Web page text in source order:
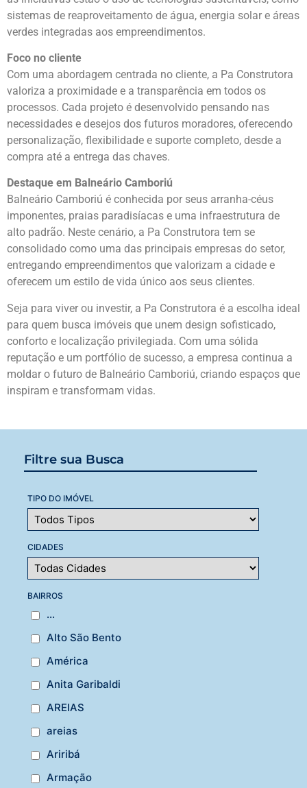
Filtre sua Busca
TIPO DO IMÓVEL
CIDADES
BAIRROS
...
Alto São Bento
América
Anita Garibaldi
AREIAS
areias
Ariribá
Armação
sistemas de reaproveitamento de água, energia solar e áreas
verdes integradas aos empreendimentos.
Foco no cliente
Com uma abordagem centrada no cliente, a Pa Construtora
valoriza a proximidade e a transparência em todos os
processos. Cada projeto é desenvolvido pensando nas
necessidades e desejos dos futuros moradores, oferecendo
personalização, flexibilidade e suporte completo, desde a
compra até a entrega das chaves.
Destaque em Balneário Camboriú
Balneário Camboriú é conhecida por seus arranha-céus
imponentes, praias paradisíacas e uma infraestrutura de
alto padrão. Neste cenário, a Pa Construtora tem se
consolidado como uma das principais empresas do setor,
entregando empreendimentos que valorizam a cidade e
oferecem um estilo de vida único aos seus clientes.
Seja para viver ou investir, a Pa Construtora é a escolha ideal
para quem busca imóveis que unem design sofisticado,
conforto e localização privilegiada. Com uma sólida
reputação e um portfólio de sucesso, a empresa continua a
moldar o futuro de Balneário Camboriú, criando espaços que
inspiram e transformam vidas.